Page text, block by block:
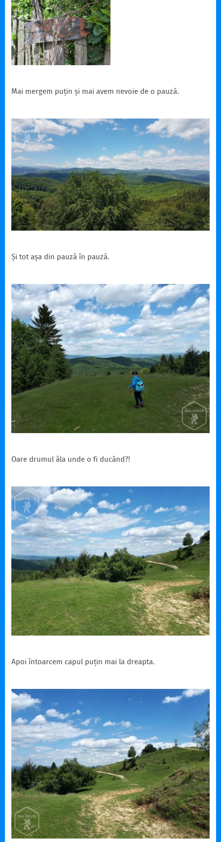
Mai mergem puțin și mai avem nevoie de o pauză.
Și tot așa din pauză în pauză.
Oare drumul ăla unde o fi ducând?!
Apoi întoarcem capul puțin mai la dreapta.